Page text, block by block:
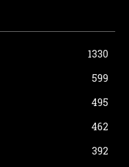
1330
599
495
462
392